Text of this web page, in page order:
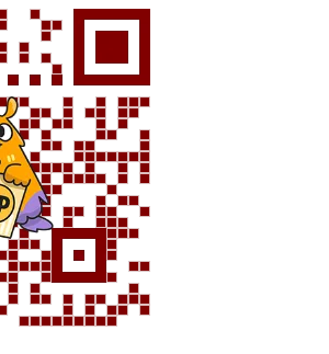
bahwa ajang
tingkat nasional
kedepannya
dari kepada
USU